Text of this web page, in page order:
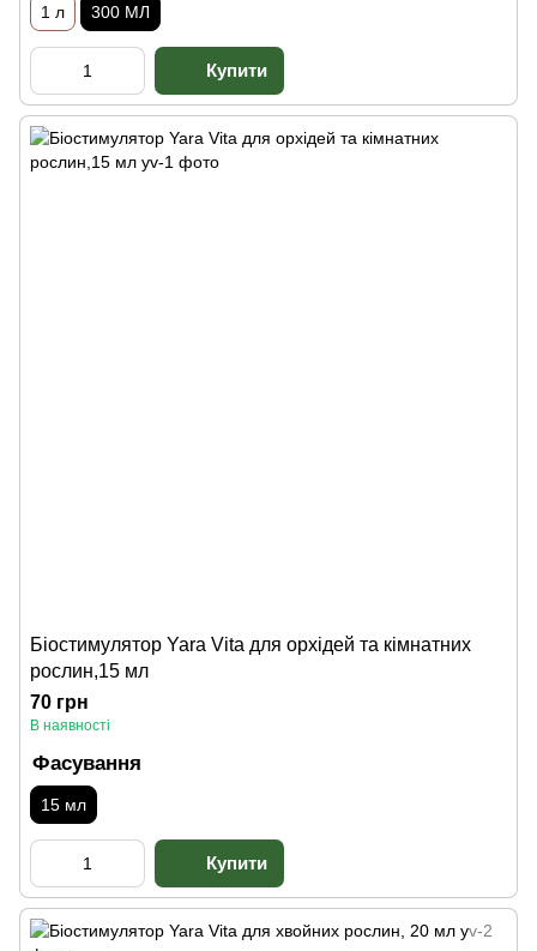
1 л 300 МЛ
Біостимулятор Yara Vita для орхідей та кімнатних
рослин,15 мл
70 грн
В наявності
Фасування
15 мл